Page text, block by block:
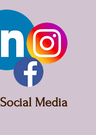
Social Media